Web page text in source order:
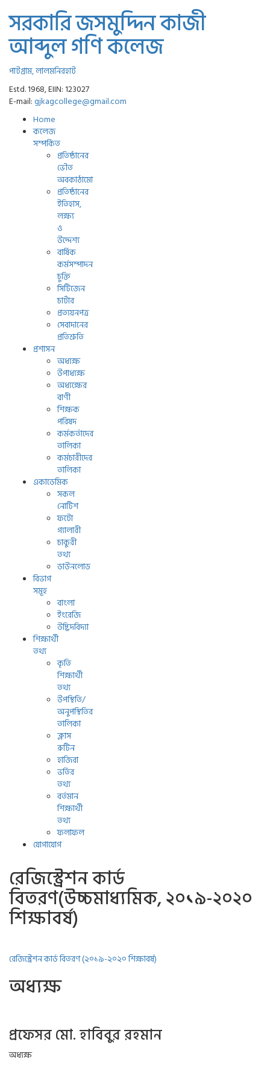
সরকারি জসমুদ্দিন কাজী
আব্দুল গণি কলেজ
পাটগ্রাম, লালমনিরহাট
Estd. 1968, EIIN: 123027
E-mail:gjkagcollege@gmail.com
Home
কলেজ
সম্পর্কিত
প্রতিষ্ঠানের
ভৌত
অবকাঠামো
প্রতিষ্ঠানের
ইতিহাস,
লক্ষ্য
ও
উদ্দেশ্য
বার্ষিক
কর্মসম্পাদন
চুক্তি
সিটিজেন
চার্টার
প্রত্যয়নপত্র
সেবাদানের
প্রতিশ্রুতি
প্রশাসন
অধ্যক্ষ
উপাধ্যক্ষ
অধ্যক্ষের
বাণী
শিক্ষক
পরিষদ
কর্মকর্তাদের
তালিকা
কর্মচারীদের
তালিকা
একাডেমিক
সকল
নোটিশ
ফটো
গ্যালারী
চাকুরী
তথ্য
ডাউনলোড
বিভাগ
সমূহ
বাংলা
ইংরেজি
উদ্ভিদবিদ্যা
শিক্ষার্থী
তথ্য
কৃতি
শিক্ষার্থী
তথ্য
উপস্থিতি/
অনুপস্থিতির
তালিকা
ক্লাস
রুটিন
হাজিরা
ভর্তির
তথ্য
বর্তমান
শিক্ষার্থী
তথ্য
ফলাফল
যোগাযোগ
রেজিস্ট্রেশন কার্ড
বিতরণ(উচ্চমাধ্যমিক, ২০১৯-২০২০
শিক্ষাবর্ষ)
রেজিস্ট্রেশন কার্ড বিতরণ (২০১৯-২০২০ শিক্ষাবর্ষ)
অধ্যক্ষ
প্রফেসর মো. হাবিবুর রহমান
অধ্যক্ষ